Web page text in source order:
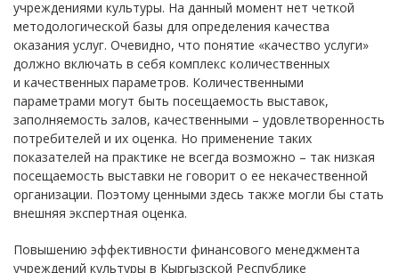
учреждениями культуры. На данный момент нет четкой
методологической базы для определения качества
оказания услуг. Очевидно, что понятие «качество услуги»
должно включать в себя комплекс количественных
и качественных параметров. Количественными
параметрами могут быть посещаемость выставок,
заполняемость залов, качественными – удовлетворенность
потребителей и их оценка. Но применение таких
показателей на практике не всегда возможно – так низкая
посещаемость выставки не говорит о ее некачественной
организации. Поэтому ценными здесь также могли бы стать
внешняя экспертная оценка.
Повышению эффективности финансового менеджмента
учреждений культуры в Кыргызской Республике